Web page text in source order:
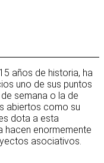
años de historia, ha
uno de sus puntos
semana o la de
abiertos como su
dota a esta
hacen enormemente
asociativos.